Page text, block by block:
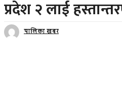
प्रदेश २ लाई
पालिका खबर